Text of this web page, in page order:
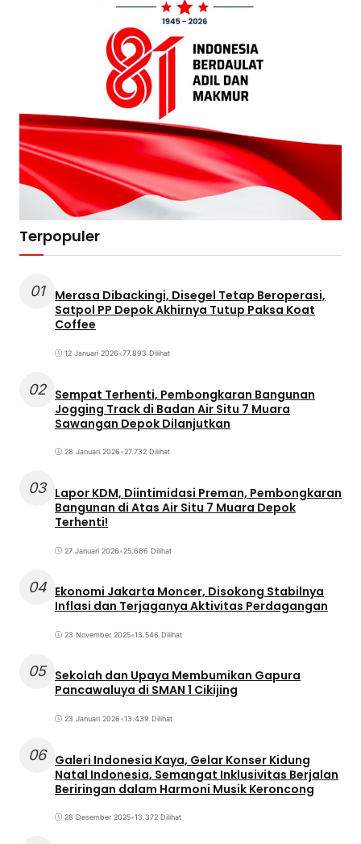
Terpopuler
01
Merasa Dibackingi, Disegel Tetap Beroperasi,
Satpol PP Depok Akhirnya Tutup Paksa Koat
Coffee
12 Januari 2026•77.893 Dilihat
02 Sempat Terhenti, Pembongkaran Bangunan
Jogging Track di Badan Air Situ 7 Muara
Sawangan Depok Dilanjutkan
28 Januari 2026•27.732 Dilihat
03 Lapor KDM, Diintimidasi Preman, Pembongkaran
Bangunan di Atas Air Situ 7 Muara Depok
Terhenti!
27 Januari 2026•25.686 Dilihat
04 Ekonomi Jakarta Moncer, Disokong Stabilnya
Inflasi dan Terjaganya Aktivitas Perdagangan
23 November 2025•13.546 Dilihat
05 Sekolah dan Upaya Membumikan Gapura
Pancawaluya di SMAN 1 Cikijing
23 Januari 2026•13.439 Dilihat
06 Galeri Indonesia Kaya, Gelar Konser Kidung
Natal Indonesia, Semangat Inklusivitas Berjalan
Beriringan dalam Harmoni Musik Keroncong
28 Desember 2025•13.372 Dilihat